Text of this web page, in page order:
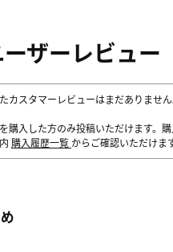
ザーレビュー
カスタマーレビューはまだありません
購入した方のみ投稿いただけます。
購入履歴一覧 からご確認いただけます